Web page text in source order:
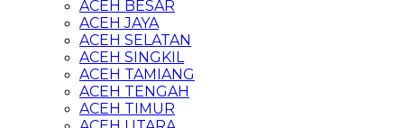
ACEH BESAR
ACEH JAYA
ACEH SELATAN
ACEH SINGKIL
ACEH TAMIANG
ACEH TENGAH
ACEH TIMUR